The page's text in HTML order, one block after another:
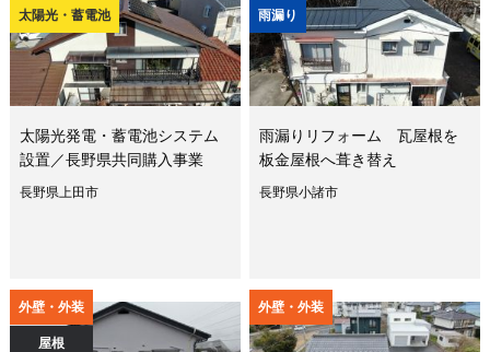
太陽光・蓄電池
太陽光発電・蓄電池システム
設置／長野県共同購入事業
長野県上田市
雨漏り
雨漏りリフォーム 瓦屋根を
板金屋根へ葺き替え
長野県小諸市
外壁・外装
屋根
外壁・外装